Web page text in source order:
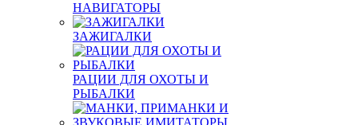
НАВИГАТОРЫ
ЗАЖИГАЛКИ
РАЦИИ ДЛЯ ОХОТЫ И
РЫБАЛКИ